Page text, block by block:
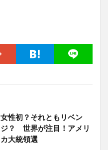
女性初？それともリベン
ジ？ 世界が注目！アメリ
カ大統領選